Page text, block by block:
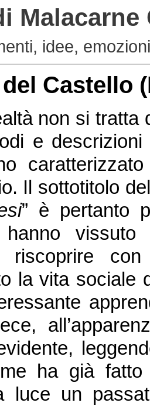
Malacarne
idee,
Castello
non si tratta
e
Il sottotitolo
” è pertanto
riscoprire
la vita sociale
ha già
luce un